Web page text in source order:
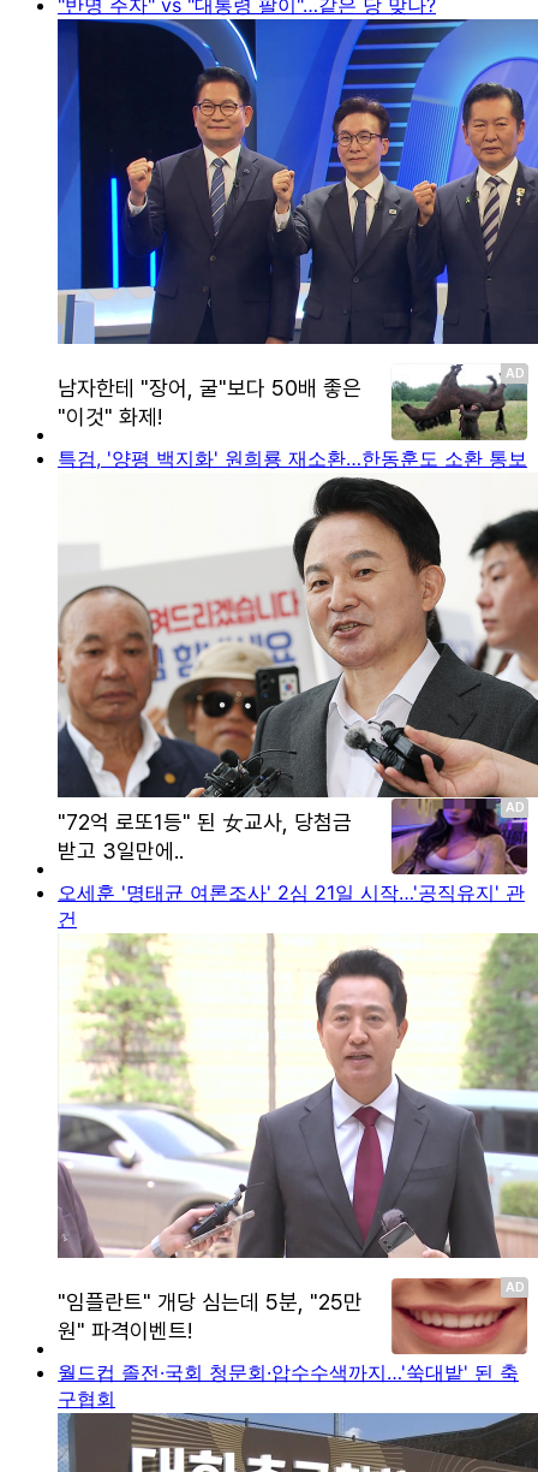
특검, '양평 백지화' 원희룡 재소환…한동훈도 소환 통보
오세훈 '명태균 여론조사' 2심 21일 시작…'공직유지' 관
건
월드컵 졸전·국회 청문회·압수수색까지…'쑥대밭' 된 축
구협회